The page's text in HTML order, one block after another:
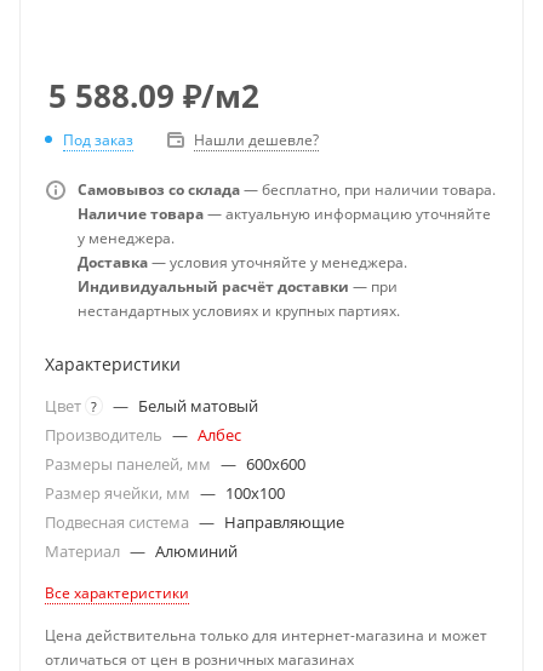
5 588.09 ₽/м2
Под заказ Нашли дешевле?
Самовывоз со склада— бесплатно, при наличии товара.
Наличие товара— актуальную информацию уточняйте
у менеджера.
Доставка— условия уточняйте у менеджера.
Индивидуальный расчёт доставки — при
нестандартных условиях и крупных партиях.
Характеристики
Цвет ? — Белый матовый
Производитель — Албес
Размеры панелей, мм — 600x600
Размер ячейки, мм — 100x100
Подвесная система — Направляющие
Материал — Алюминий
Все характеристики
Цена действительна только для интернет-магазина и может
отличаться от цен в розничных магазинах